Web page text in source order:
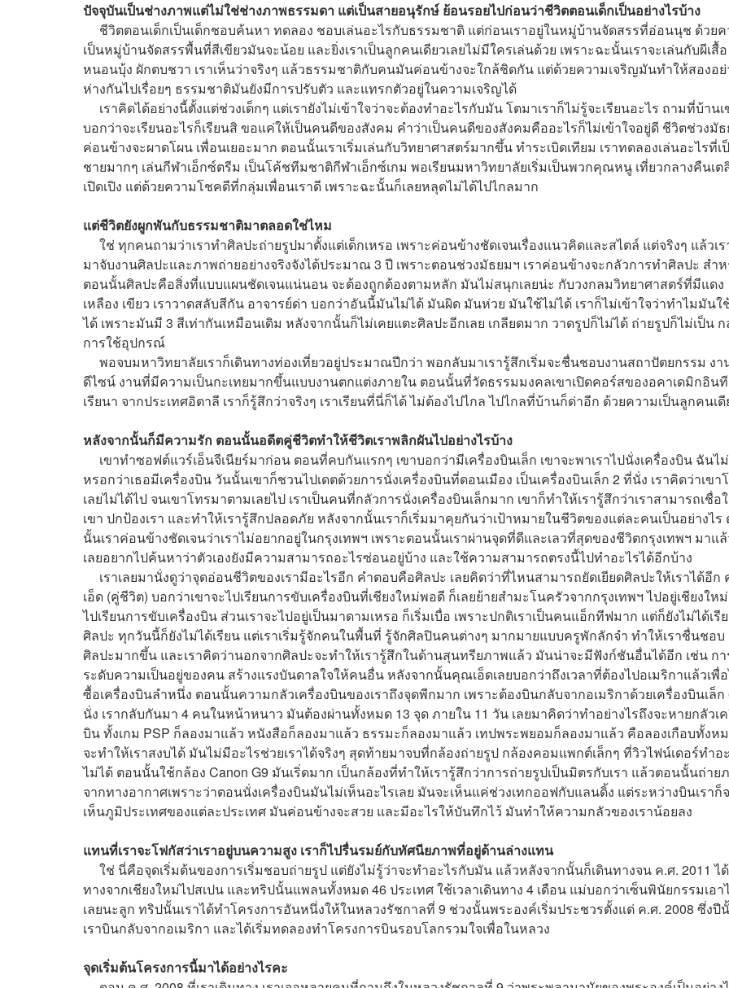
ปัจจุบันเป็นช่างภาพแต่ไม่ใช่ช่างภาพธรรมดา แต่เป็นสายอนุรักษ์ ย้อนรอยไปก่อนว่าชีวิตตอนเด็กเป็นอย่างไรบ้าง
ชีวิตตอนเด็กเป็นเด็กชอบค้นหา ทดลอง ชอบเล่นอะไรกับธรรมชาติ แต่ก่อนเราอยู่ในหมู่บ้านจัดสรรที่อ่อนนุช ด้วยค
เป็นหมู่บ้านจัดสรรพื้นที่สีเขียวมันจะน้อย และยิ่งเราเป็นลูกคนเดียวเลยไม่มีใครเล่นด้วย เพราะฉะนั้นเราจะเล่นกับผีเสื้อ
หนอนบุ้ง ผักตบชวา เราเห็นว่าจริงๆ แล้วธรรมชาติกับคนมันค่อนข้างจะใกล้ชิดกัน แต่ด้วยความเจริญมันทำให้สองอ
ห่างกันไปเรื่อยๆ ธรรมชาติมันยังมีการปรับตัว และแทรกตัวอยู่ในความเจริญได้
เราคิดได้อย่างนี้ตั้งแต่ช่วงเด็กๆ แต่เรายังไม่เข้าใจว่าจะต้องทำอะไรกับมัน โตมาเราก็ไม่รู้จะเรียนอะไร ถามที่บ้านเ
บอกว่าจะเรียนอะไรก็เรียนสิ ขอแค่ให้เป็นคนดีของสังคม คำว่าเป็นคนดีของสังคมคืออะไรก็ไม่เข้าใจอยู่ดี ชีวิตช่วงมั
ค่อนข้างจะผาดโผน เพื่อนเยอะมาก ตอนนั้นเราเริ่มเล่นกับวิทยาศาสตร์มากขึ้น ทำระเบิดเทียม เราทดลองเล่นอะไรที่เ
ชายมากๆ เล่นกีฬาเอ็กซ์ตรีม เป็นโค้ชทีมชาติกีฬาเอ็กซ์เกม พอเรียนมหาวิทยาลัยเริ่มเป็นพวกคุณหนู เที่ยวกลางคืนเต
เปิดเปิง แต่ด้วยความโชคดีที่กลุ่มเพื่อนเราดี เพราะฉะนั้นก็เลยหลุดไม่ได้ไปไกลมาก
แต่ชีวิตยังผูกพันกับธรรมชาติมาตลอดใช่ไหม
ใช่ ทุกคนถามว่าเราทำศิลปะถ่ายรูปมาตั้งแต่เด็กเหรอ เพราะค่อนข้างชัดเจนเรื่องแนวคิดและสไตล์ แต่จริงๆ แล้วเร
มาจับงานศิลปะและภาพถ่ายอย่างจริงจังได้ประมาณ 3 ปี เพราะตอนช่วงมัธยมฯ เราค่อนข้างจะกลัวการทำศิลปะ สำ
ตอนนั้นศิลปะคือสิ่งที่แบบแผนชัดเจนแน่นอน จะต้องถูกต้องตามหลัก มันไม่สนุกเลยน่ะ กับวงกลมวิทยาศาสตร์ที่มีแดง
เหลือง เขียว เราวาดสลับสีกัน อาจารย์ด่า บอกว่าอันนี้มันไม่ได้ มันผิด มันห่วย มันใช้ไม่ได้ เราก็ไม่เข้าใจว่าทำไมมันใ
ได้ เพราะมันมี 3 สีเท่ากันเหมือนเดิม หลังจากนั้นก็ไม่เคยแตะศิลปะอีกเลย เกลียดมาก วาดรูปก็ไม่ได้ ถ่ายรูปก็ไม่เป็น ก
การใช้อุปกรณ์
พอจบมหาวิทยาลัยเราก็เดินทางท่องเที่ยวอยู่ประมาณปีกว่า พอกลับมาเรารู้สึกเริ่มจะชื่นชอบงานสถาปัตยกรรม งา
ดีไซน์ งานที่มีความเป็นกะเทยมากขึ้นแบบงานตกแต่งภายใน ตอนนั้นที่วัดธรรมมงคลเขาเปิดคอร์สของอคาเดมิกอินที
เรียนา จากประเทศอิตาลี เราก็รู้สึกว่าจริงๆ เราเรียนที่นี่ก็ได้ ไม่ต้องไปไกล ไปไกลที่บ้านก็ด่าอีก ด้วยความเป็นลูกคนเดี
หลังจากนั้นก็มีความรัก ตอนนั้นอดีตคู่ชีวิตทำให้ชีวิตเราพลิกผันไปอย่างไรบ้าง
เขาทำซอฟต์แวร์เอ็นจีเนียร์มาก่อน ตอนที่คบกันแรกๆ เขาบอกว่ามีเครื่องบินเล็ก เขาจะพาเราไปนั่งเครื่องบิน ฉันไ
หรอกว่าเธอมีเครื่องบิน วันนั้นเขาก็ชวนไปเดตด้วยการนั่งเครื่องบินที่ดอนเมือง เป็นเครื่องบินเล็ก 2 ที่นั่ง เราคิดว่าเขา
เลยไม่ได้ไป จนเขาโทรมาตามเลยไป เราเป็นคนที่กลัวการนั่งเครื่องบินเล็กมาก เขาก็ทำให้เรารู้สึกว่าเราสามารถเชื่อ
เขา ปกป้องเรา และทำให้เรารู้สึกปลอดภัย หลังจากนั้นเราก็เริ่มมาคุยกันว่าเป้าหมายในชีวิตของแต่ละคนเป็นอย่างไร
นั้นเราค่อนข้างชัดเจนว่าเราไม่อยากอยู่ในกรุงเทพฯ เพราะตอนนั้นเราผ่านจุดที่ดีและเลวที่สุดของชีวิตกรุงเทพฯ มาแ
เลยอยากไปค้นหาว่าตัวเองยังมีความสามารถอะไรซ่อนอยู่บ้าง และใช้ความสามารถตรงนี้ไปทำอะไรได้อีกบ้าง
เราเลยมานั่งดูว่าจุดอ่อนชีวิตของเรามีอะไรอีก คำตอบคือศิลปะ เลยคิดว่าที่ไหนสามารถยัดเยียดศิลปะให้เราได้อี
เอ็ด (คู่ชีวิต) บอกว่าเขาจะไปเรียนการขับเครื่องบินที่เชียงใหม่พอดี ก็เลยย้ายสำมะโนครัวจากกรุงเทพฯ ไปอยู่เชียงใหม่
ไปเรียนการขับเครื่องบิน ส่วนเราจะไปอยู่เป็นมาดามเหรอ ก็เริ่มเบื่อ เพราะปกติเราเป็นคนแอ็กทีฟมาก แต่ก็ยังไม่ได้เรี
ศิลปะ ทุกวันนี้ก็ยังไม่ได้เรียน แต่เราเริ่มรู้จักคนในพื้นที่ รู้จักศิลปินคนต่างๆ มากมายแบบครูพักลักจำ ทำให้เราชื่นชอบ
ศิลปะมากขึ้น และเราคิดว่านอกจากศิลปะจะทำให้เรารู้สึกในด้านสุนทรียภาพแล้ว มันน่าจะมีฟังก์ชันอื่นได้อีก เช่น กา
ระดับความเป็นอยู่ของคน สร้างแรงบันดาลใจให้คนอื่น หลังจากนั้นคุณเอ็ดเลยบอกว่าถึงเวลาที่ต้องไปอเมริกาแล้วเพื่
ซื้อเครื่องบินลำหนึ่ง ตอนนั้นความกลัวเครื่องบินของเราถึงจุดพีกมาก เพราะต้องบินกลับจากอเมริกาด้วยเครื่องบินเล็ก
นั่ง เรากลับกันมา 4 คนในหน้าหนาว มันต้องผ่านทั้งหมด 13 จุด ภายใน 11 วัน เลยมาคิดว่าทำอย่างไรถึงจะหายกลัวเ
บิน ทั้งเกม PSP ก็ลองมาแล้ว หนังสือก็ลองมาแล้ว ธรรมะก็ลองมาแล้ว เทปพระพยอมก็ลองมาแล้ว คือลองเกือบทั้งห
จะทำให้เราสงบได้ มันไม่มีอะไรช่วยเราได้จริงๆ สุดท้ายมาจบที่กล้องถ่ายรูป กล้องคอมแพกต์เล็กๆ ที่วิวไฟน์เดอร์ทำอ
ไม่ได้ ตอนนั้นใช้กล้อง Canon G9 มันเริ่ดมาก เป็นกล้องที่ทำให้เรารู้สึกว่าการถ่ายรูปเป็นมิตรกับเรา แล้วตอนนั้นถ่าย
จากทางอากาศเพราะว่าตอนนั่งเครื่องบินมันไม่เห็นอะไรเลย มันจะเห็นแค่ช่วงเทกออฟกับแลนดิ้ง แต่ระหว่างบินเราก็
เห็นภูมิประเทศของแต่ละประเทศ มันค่อนข้างจะสวย และมีอะไรให้บันทึกไว้ มันทำให้ความกลัวของเราน้อยลง
แทนที่เราจะโฟกัสว่าเราอยู่บนความสูง เราก็ไปรื่นรมย์กับทัศนียภาพที่อยู่ด้านล่างแทน
ใช่ นี่คือจุดเริ่มต้นของการเริ่มชอบถ่ายรูป แต่ยังไม่รู้ว่าจะทำอะไรกับมัน แล้วหลังจากนั้นก็เดินทางจน ค.ศ. 2011 ไ
ทางจากเชียงใหม่ไปสเปน และทริปนั้นแพลนทั้งหมด 46 ประเทศ ใช้เวลาเดินทาง 4 เดือน แม่บอกว่าเซ็นพินัยกรรมเอา
เลยนะลูก ทริปนั้นเราได้ทำโครงการอันหนึ่งให้ในหลวงรัชกาลที่ 9 ช่วงนั้นพระองค์เริ่มประชวรตั้งแต่ ค.ศ. 2008 ซึ่งปี
เราบินกลับจากอเมริกา และได้เริ่มทดลองทำโครงการบินรอบโลกรวมใจเพื่อในหลวง
จุดเริ่มต้นโครงการนี้มาได้อย่างไรคะ